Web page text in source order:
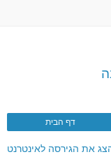
דף הבית
את הגירסה לאינטרנט